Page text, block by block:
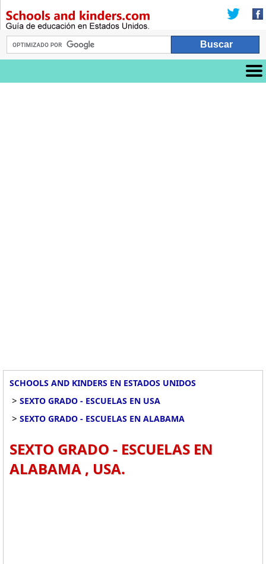
SCHOOLS AND KINDERS EN ESTADOS UNIDOS
> SEXTO GRADO - ESCUELAS EN USA
> SEXTO GRADO - ESCUELAS EN ALABAMA
SEXTO GRADO - ESCUELAS EN
ALABAMA , USA.